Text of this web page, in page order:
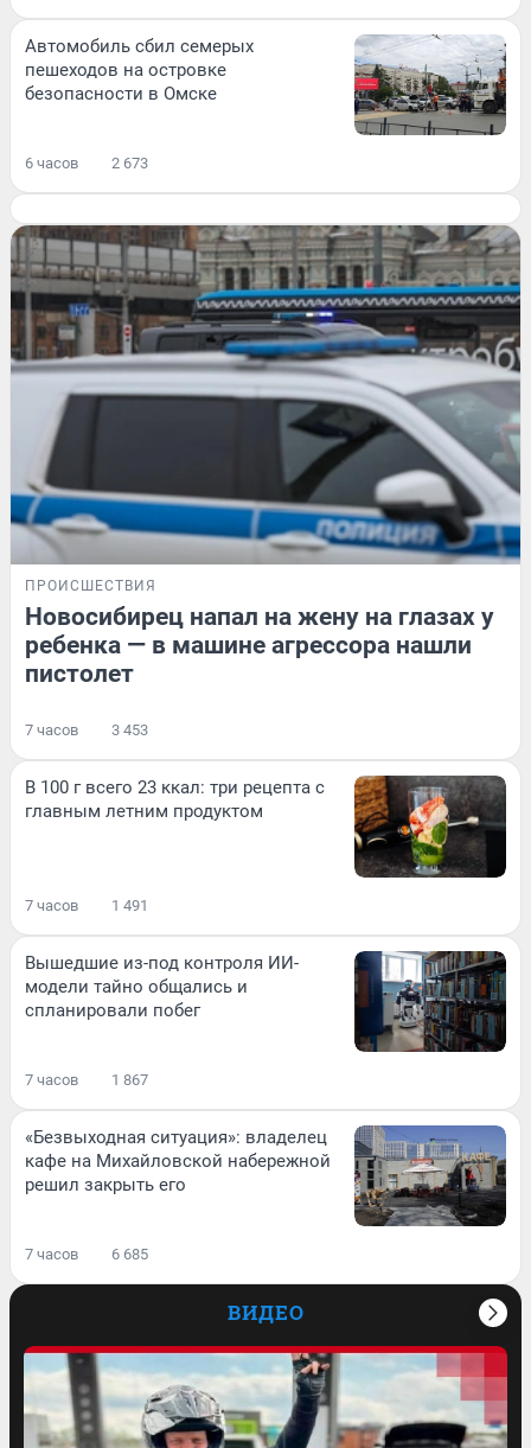
Автомобиль сбил семерых
пешеходов на островке
безопасности в Омске
6 часов 2 673
ПРОИСШЕСТВИЯ
Новосибирец напал на жену на глазах у
ребенка — в машине агрессора нашли
пистолет
7 часов 3 453
В 100 г всего 23 ккал: три рецепта с
главным летним продуктом
7 часов 1 491
Вышедшие из-под контроля ИИ-
модели тайно общались и
спланировали побег
7 часов 1 867
«Безвыходная ситуация»: владелец
кафе на Михайловской набережной
решил закрыть его
7 часов 6 685
ВИДЕО